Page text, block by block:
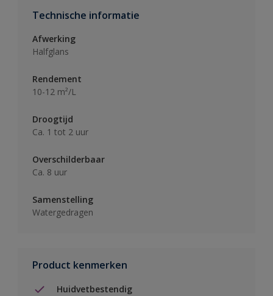
Technische informatie
Afwerking
Halfglans
Rendement
10-12 m²/L
Droogtijd
Ca. 1 tot 2 uur
Overschilderbaar
Ca. 8 uur
Samenstelling
Watergedragen
Product kenmerken
Huidvetbestendig